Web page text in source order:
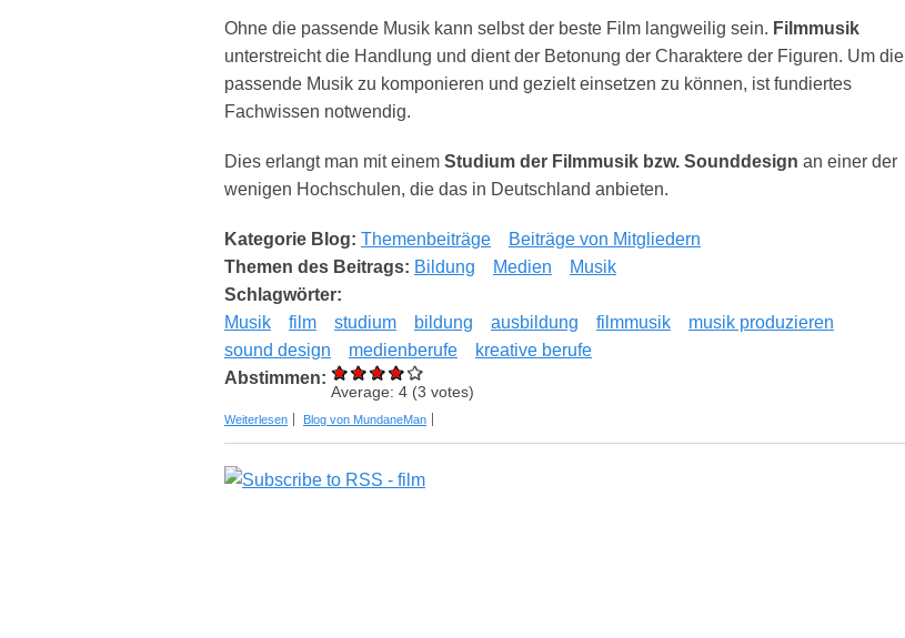
Ohne die passende Musik kann selbst der beste Film langweilig sein. Filmmusik
unterstreicht die Handlung und dient der Betonung der Charaktere der Figuren. Um die
passende Musik zu komponieren und gezielt einsetzen zu können, ist fundiertes
Fachwissen notwendig.
Dies erlangt man mit einem Studium der Filmmusik bzw. Sounddesign an einer der
wenigen Hochschulen, die das in Deutschland anbieten.
Kategorie Blog: Themenbeiträge
Beiträge von Mitgliedern
Themen des Beitrags: Bildung Medien
Musik
Schlagwörter:
Musik
film studium bildung ausbildung filmmusik
musik produzieren
sound design
medienberufe
kreative berufe
Abstimmen:
Average: 4 (3 votes)
Weiterlesen über Studium Filmmusik & Sounddesign: Inhalte, Voraussetzungen, Bewerbung und Karrierechancen
Blog von MundaneMan